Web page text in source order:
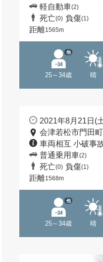
軽自動車(2)
死亡(0) 負傷(1)
距離1565m
25～34歳
他
晴
2021年8月21日(
会津若松市門田
車両相互 小破事
普通乗用車(2)
死亡(0) 負傷(1)
距離1568m
25～34歳
他
晴